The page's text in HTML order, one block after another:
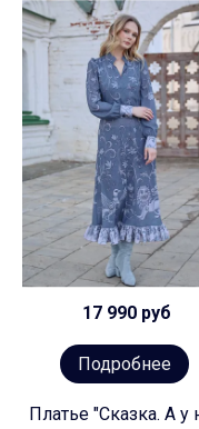
17 990 руб
Подробнее
Платье "Сказка. А у